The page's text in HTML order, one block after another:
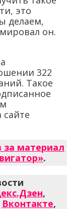
это
делаем,
он.
322
Такое
за материал
.
,
Вконтакте,